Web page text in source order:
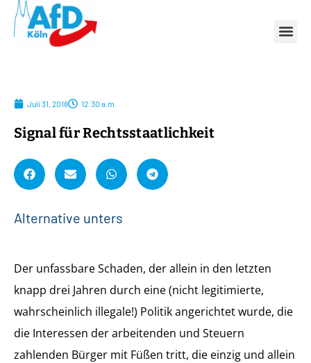
Juli 31, 2018 12:30 a.m.
Signal für Rechtsstaatlichkeit
Alternative unters
Der unfassbare Schaden, der allein in den letzten
knapp drei Jahren durch eine (nicht legitimierte,
wahrscheinlich illegale!) Politik angerichtet wurde, die
die Interessen der arbeitenden und Steuern
zahlenden Bürger mit Füßen tritt, die einzig und allein